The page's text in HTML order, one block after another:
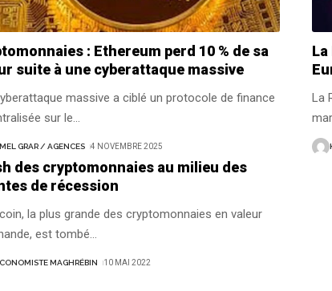
: Ethereum perd 10 % de sa
suite à une cyberattaque massive
massive a ciblé un protocole de finance
sur le…
GRAR / AGENCES 4 NOVEMBRE 2025
La
des cryptomonnaies au milieu des
de récession
la plus grande des cryptomonnaies en valeur
est tombé…
MAGHRÉBIN 10 MAI 2022